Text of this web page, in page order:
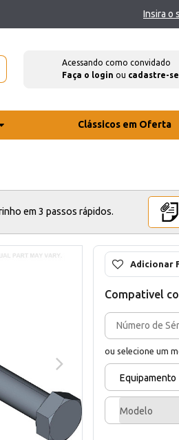
Insira o
Acessando como convidado
Faça o login ou cadastre-se
Clássicos em Oferta
em 3 passos rápidos.
Adicionar
Compativel
ou selecione um
Equipamento
Modelo